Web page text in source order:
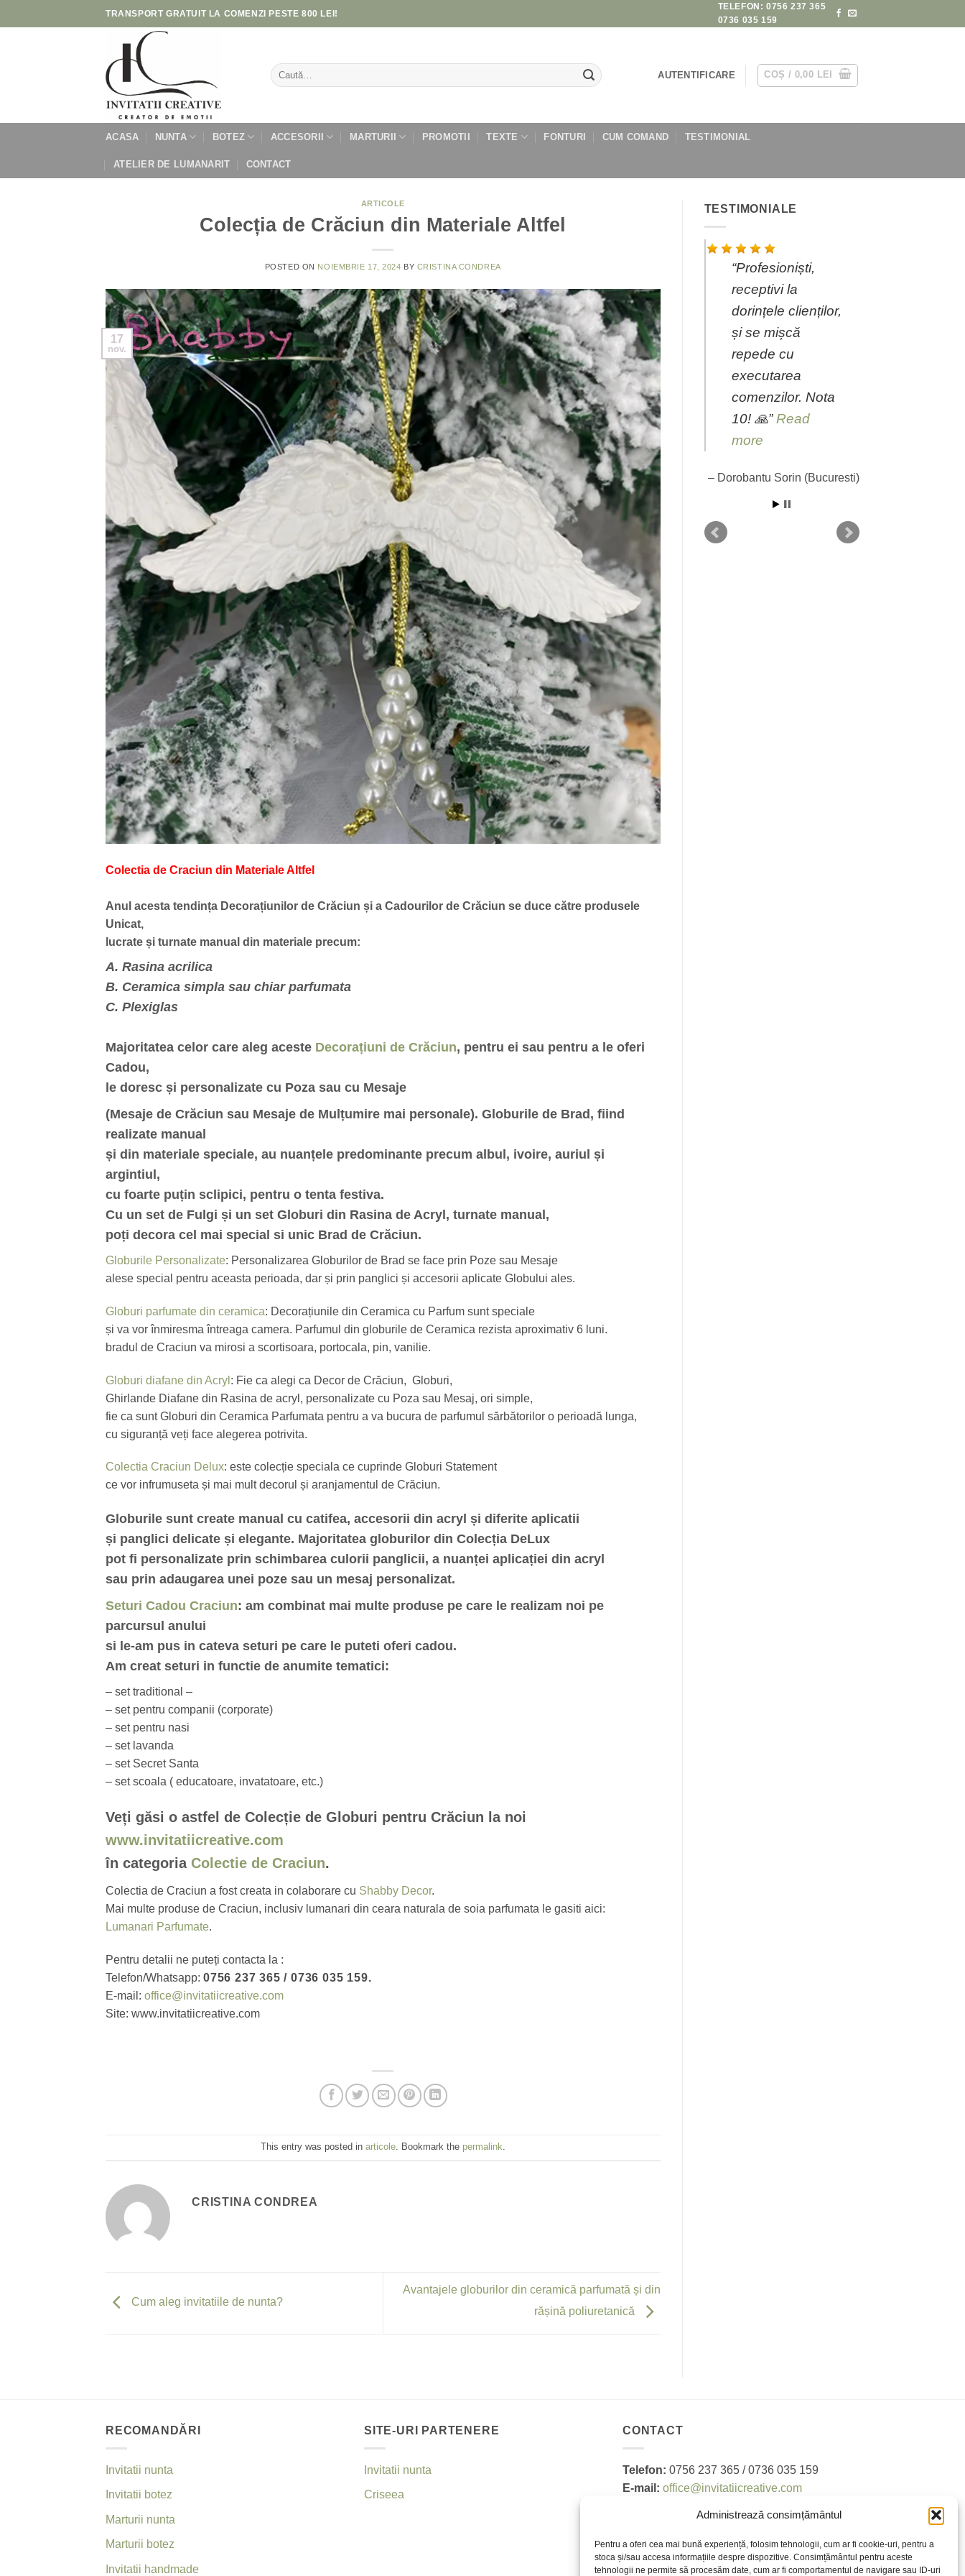
Administrează consimțământul
Pentru a oferi cea mai bună experiență, folosim tehnologii, cum ar fi cookie-uri, pentru a
stoca și/sau accesa informațiile despre dispozitive. Consimțământul pentru aceste
tehnologii ne permite să procesăm date, cum ar fi comportamentul de navigare sau ID-uri
to
TRANSPORT GRATUIT LA COMENZI PESTE 800 LEI!
TELEFON: 0756 237 365
0736 035 159
Caută
după:
AUTENTIFICARE COȘ / 0,00 LEI
ACASA NUNTA BOTEZ ACCESORII MARTURII PROMOTII TEXTE FONTURI CUM COMAND TESTIMONIAL
ATELIER DE LUMANARIT CONTACT
ARTICOLE
Colecția de Crăciun din Materiale Altfel
POSTED ON NOIEMBRIE 17, 2024 BY CRISTINA CONDREA
17
nov.
Colectia de Craciun din Materiale Altfel
Anul acesta tendința Decorațiunilor de Crăciun și a Cadourilor de Crăciun se duce către produsele
Unicat,
lucrate și turnate manual din materiale precum:
A. Rasina acrilica
B. Ceramica simpla sau chiar parfumata
C. Plexiglas
Majoritatea celor care aleg aceste Decorațiuni de Crăciun, pentru ei sau pentru a le oferi
Cadou,
le doresc și personalizate cu Poza sau cu Mesaje
(Mesaje de Crăciun sau Mesaje de Mulțumire mai personale). Globurile de Brad, fiind
realizate manual
și din materiale speciale, au nuanțele predominante precum albul, ivoire, auriul și
argintiul,
cu foarte puțin sclipici, pentru o tenta festiva.
Cu un set de Fulgi și un set Globuri din Rasina de Acryl, turnate manual,
poți decora cel mai special si unic Brad de Crăciun.
Globurile Personalizate: Personalizarea Globurilor de Brad se face prin Poze sau Mesaje
alese special pentru aceasta perioada, dar și prin panglici și accesorii aplicate Globului ales.
Globuri parfumate din ceramica: Decorațiunile din Ceramica cu Parfum sunt speciale
și va vor înmiresma întreaga camera. Parfumul din globurile de Ceramica rezista aproximativ 6 luni.
bradul de Craciun va mirosi a scortisoara, portocala, pin, vanilie.
Globuri diafane din Acryl : Fie ca alegi ca Decor de Crăciun, Globuri,
Ghirlande Diafane din Rasina de acryl, personalizate cu Poza sau Mesaj, ori simple,
fie ca sunt Globuri din Ceramica Parfumata pentru a va bucura de parfumul sărbătorilor o perioadă lunga,
cu siguranță veți face alegerea potrivita.
Colectia Craciun Delux: este colecție speciala ce cuprinde Globuri Statement
ce vor infrumuseta și mai mult decorul și aranjamentul de Crăciun.
Globurile sunt create manual cu catifea, accesorii din acryl și diferite aplicatii
și panglici delicate și elegante. Majoritatea globurilor din Colecția DeLux
pot fi personalizate prin schimbarea culorii panglicii, a nuanței aplicației din acryl
sau prin adaugarea unei poze sau un mesaj personalizat.
Seturi Cadou Craciun: am combinat mai multe produse pe care le realizam noi pe
parcursul anului
si le-am pus in cateva seturi pe care le puteti oferi cadou.
Am creat seturi in functie de anumite tematici:
– set traditional –
– set pentru companii (corporate)
– set pentru nasi
– set lavanda
– set Secret Santa
– set scoala ( educatoare, invatatoare, etc.)
Veți găsi o astfel de Colecție de Globuri pentru Crăciun la noi
www.invitatiicreative.com
în categoria Colectie de Craciun.
Colectia de Craciun a fost creata in colaborare cu Shabby Decor.
Mai multe produse de Craciun, inclusiv lumanari din ceara naturala de soia parfumata le gasiti aici:
Lumanari Parfumate.
Pentru detalii ne puteți contacta la :
Telefon/Whatsapp: 0756 237 365 / 0736 035 159.
E-mail: office@invitatiicreative.com
Site: www.invitatiicreative.com
This entry was posted in articole. Bookmark the permalink.
CRISTINA CONDREA
Cum aleg invitatiile de nunta?
Avantajele globurilor din ceramică parfumată și din
rășină poliuretanică
TESTIMONIALE
Recomand
Invitatii Creative
pentru trusoul
realizat. Produs
este de calitate si
livrarea a fost
foarte rapida!
Read more
RECOMANDĂRI
Invitatii nunta
Invitatii botez
Marturii nunta
Marturii botez
Invitatii handmade
SITE-URI PARTENERE
Invitatii nunta
Criseea
CONTACT
Telefon: 0756 237 365 / 0736 035 159
E-mail: office@invitatiicreative.com